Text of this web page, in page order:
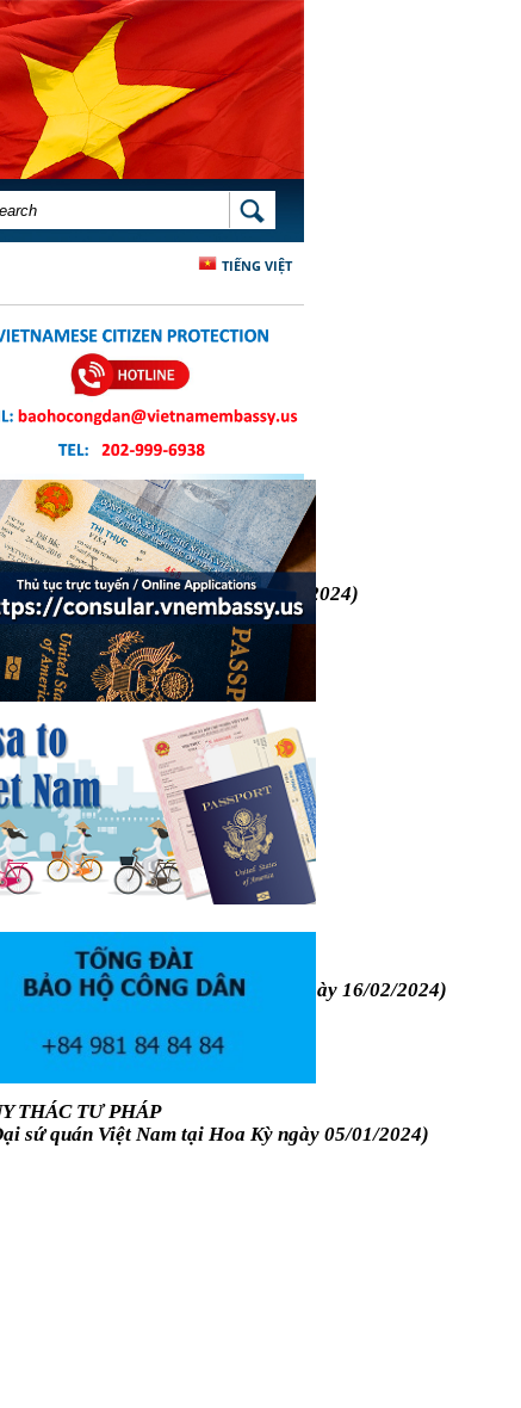
FORM SEARCH
TIẾNG VIỆT
TƯ PHÁP
Việt Nam tại Hoa Kỳ ngày 03/5/2024)
THÁC TƯ PHÁP
sứ quán Việt Nam tại Hoa Kỳ ngày 16/02/2024)
THÁC TƯ PHÁP
sứ quán Việt Nam tại Hoa Kỳ ngày 05/01/2024)